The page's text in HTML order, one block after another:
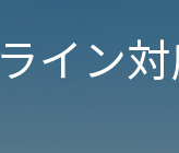
イン